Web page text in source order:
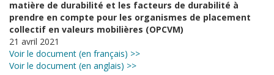
matière de durabilité et les facteurs de durabilité à
prendre en compte pour les organismes de placement
collectif en valeurs mobilières (OPCVM)
21 avril 2021
Voir le document (en français) >>
Voir le document (en anglais) >>